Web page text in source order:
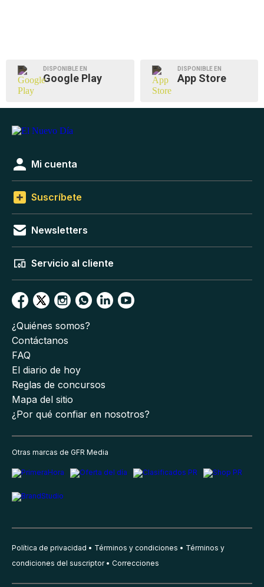
DISPONIBLE EN
Google Play
DISPONIBLE EN
App Store
Mi cuenta
Suscríbete
Newsletters
Servicio al cliente
¿Quiénes somos?
Contáctanos
FAQ
El diario de hoy
Reglas de concursos
Mapa del sitio
¿Por qué confiar en nosotros?
Otras marcas de GFR Media
Política de privacidad Términos y condiciones
Términos y
condiciones del suscriptor
Correcciones